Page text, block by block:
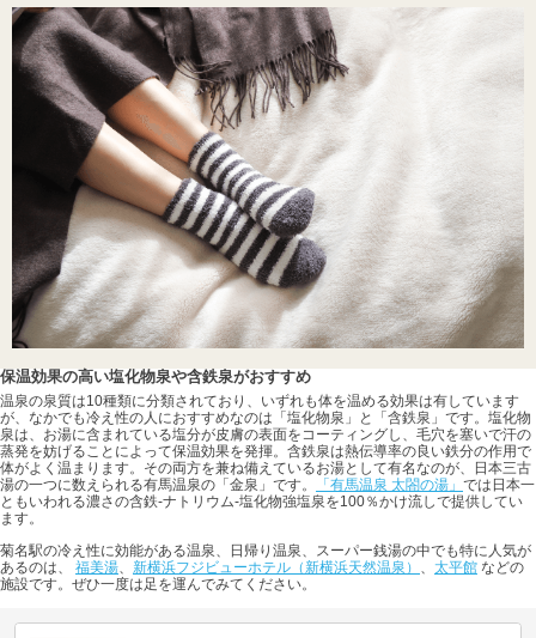
保温効果の高い塩化物泉や含鉄泉がおすすめ
温泉の泉質は10種類に分類されており、いずれも体を温める効果は有しています
が、なかでも冷え性の人におすすめなのは「塩化物泉」と「含鉄泉」です。塩化物
泉は、お湯に含まれている塩分が皮膚の表面をコーティングし、毛穴を塞いで汗の
蒸発を妨げることによって保温効果を発揮。含鉄泉は熱伝導率の良い鉄分の作用で
体がよく温まります。その両方を兼ね備えているお湯として有名なのが、日本三古
湯の一つに数えられる有馬温泉の「金泉」です。
「有馬温泉 太閤の湯」 では日本一
ともいわれる濃さの含鉄-ナトリウム-塩化物強塩泉を100％かけ流しで提供してい
ます。
菊名駅の冷え性に効能がある温泉、日帰り温泉、スーパー銭湯の中でも特に人気が
あるのは、 福美湯、 新横浜フジビューホテル（新横浜天然温泉） 、 太平館 などの
施設です。ぜひ一度は足を運んでみてください。